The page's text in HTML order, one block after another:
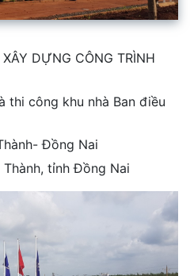
DỰNG CÔNG TRÌNH
thi công khu nhà Ban điều
Đồng Nai
Thành, tỉnh Đồng Nai